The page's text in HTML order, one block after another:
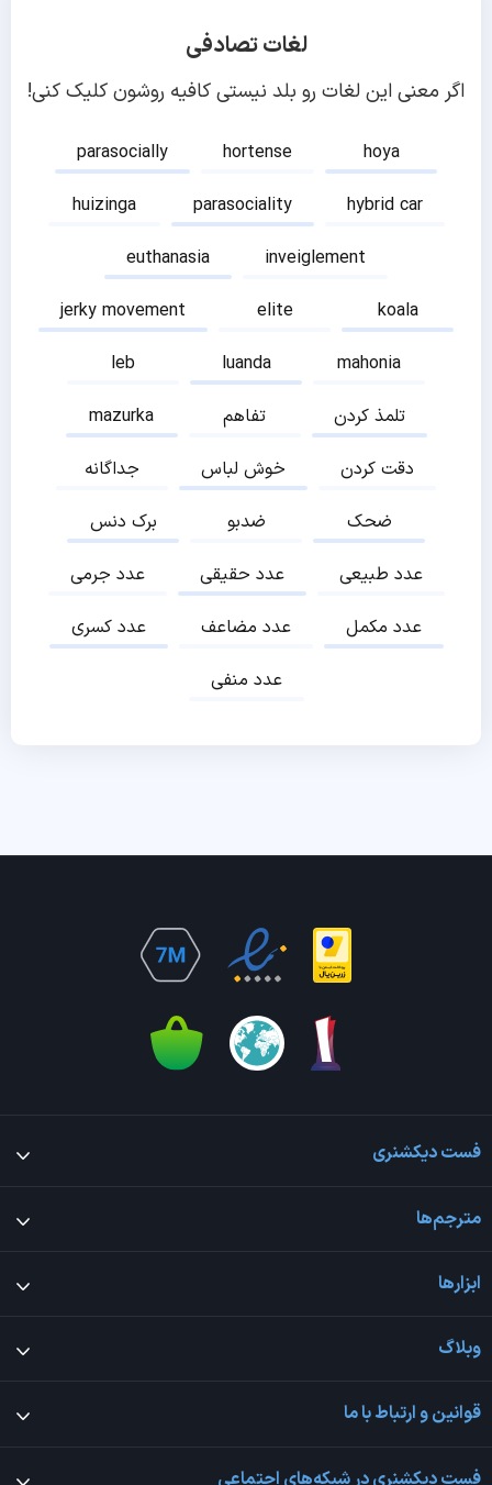
لغات تصادفی
اگر معنی این لغات رو بلد نیستی کافیه روشون کلیک کنی!
parasocially hortense
hoya
huizinga
parasociality
hybrid car
euthanasia
inveiglement
jerky movement
elite
koala
leb
luanda
mahonia
mazurka
تفاهم
تلمذ کردن
جداگانه
خوش لباس
دقت کردن
برک دنس
ضدبو
ضحک
عدد جرمی
عدد حقیقی
عدد طبیعی
عدد کسری
عدد مضاعف
عدد مکمل
عدد منفی
فست دیکشنری
مترجم‌ها
ابزارها
وبلاگ
قوانین و ارتباط با ما
فست دیکشنری در شبکه‌های اجتماعی